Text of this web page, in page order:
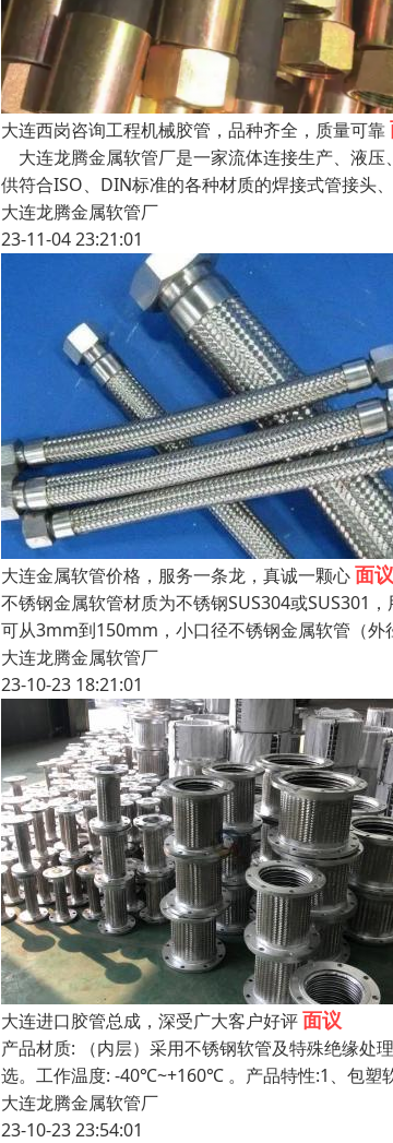
大连西岗咨询工程机械胶管，品种齐全，质量可靠
大连龙腾金属软管厂是一家流体连接生产、液
供符合ISO、DIN标准的各种材质的焊接式管接头
大连龙腾金属软管厂
23-11-04 23:21:01
大连金属软管价格，服务一条龙，真诚一颗心面议
不锈钢金属软管材质为不锈钢SUS304或SUS301
可从3mm到150mm，小口径不锈钢金属软管（
大连龙腾金属软管厂
23-10-23 18:21:01
大连进口胶管总成，深受广大客户好评面议
产品材质: （内层）采用不锈钢软管及特殊绝缘处
选。工作温度: -40℃~+160℃ 。产品特性:1、包塑
大连龙腾金属软管厂
23-10-23 23:54:01